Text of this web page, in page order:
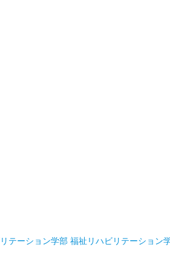
テーション学部 福祉リハビリテーション